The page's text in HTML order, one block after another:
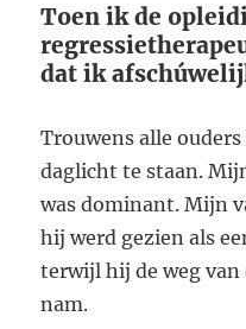
Toen ik de
dat ik
Trouwens alle
daglicht te staan.
was dominant. Mijn
hij werd gezien als
terwijl hij de weg
nam.